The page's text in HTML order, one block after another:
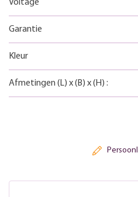
Voltage
Garantie
Kleur
Afmetingen (L) x(B) x(H) :